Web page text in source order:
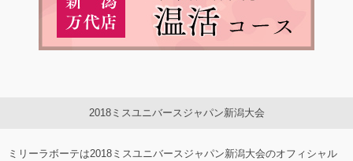
2018ミスユニバースジャパン新潟大会
ミリーラボーテは2018ミスユニバースジャパン新潟大会のオフィシャル